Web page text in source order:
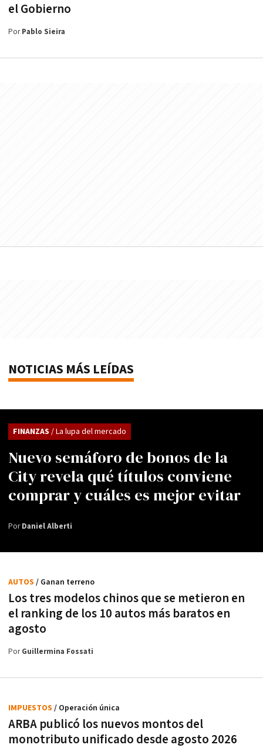
el Gobierno
PorPablo Sieira
NOTICIAS MÁS LEÍDAS
Nuevo semáforo de bonos de la
City revela qué títulos conviene
comprar y cuáles es mejor evitar
FINANZAS / La lupa del mercado
PorDaniel Alberti
Los tres modelos chinos que se metieron en
el ranking de los 10 autos más baratos en
agosto
AUTOS / Ganan terreno
PorGuillermina Fossati
ARBA publicó los nuevos montos del
monotributo unificado desde agosto 2026
IMPUESTOS / Operación única